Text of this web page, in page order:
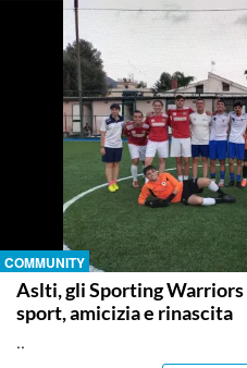
COMMUNITY
Aslti, gli Sporting
sport, amicizia e rinascita
..